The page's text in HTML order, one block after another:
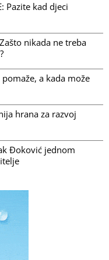
Pazite kad djeci
nikada ne treba
pomaže, a kada može
hrana za razvoj
Đoković jednom